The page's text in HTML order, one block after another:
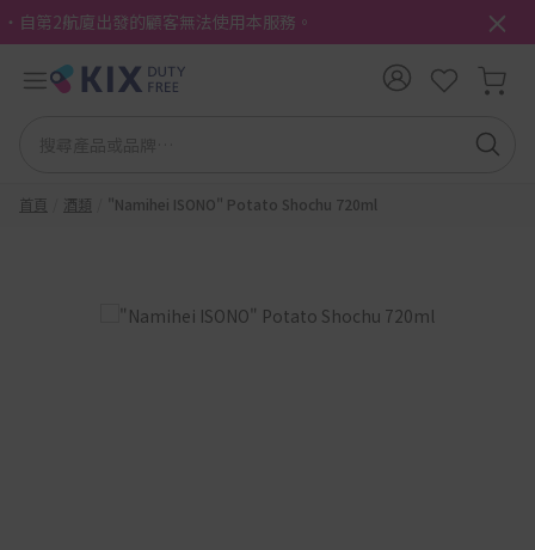
・自第2航廈出發的顧客無法使用本服務。
首頁 酒類 "Namihei ISONO" Potato Shochu 720ml